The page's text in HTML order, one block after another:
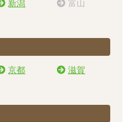
新潟
富山
京都
滋賀